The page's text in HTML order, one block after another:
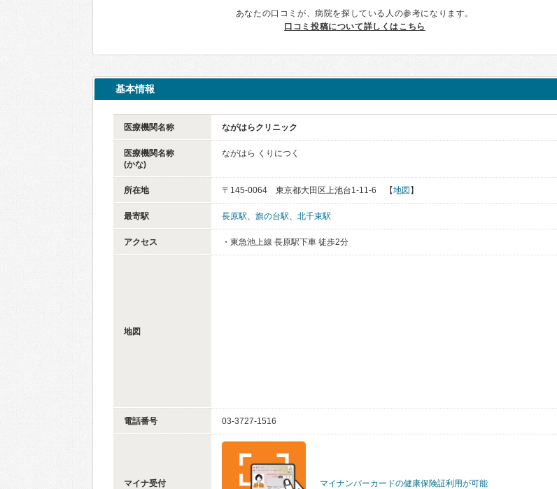
あなたの口コミが、病院を探している人の参考になります。
口コミ投稿について詳しくはこちら
基本情報
医療機関名称 ながはらクリニック
医療機関名称
(かな)
ながはら くりにつく
所在地 〒145-0064 東京都大田区上池台1-11-6 【地図 】
最寄駅 長原駅、 旗の台駅、 北千束駅
アクセス ・東急池上線 長原駅下車 徒歩2分
地図
電話番号 03-3727-1516
マイナ受付 マイナンバーカードの健康保険証利用が可能